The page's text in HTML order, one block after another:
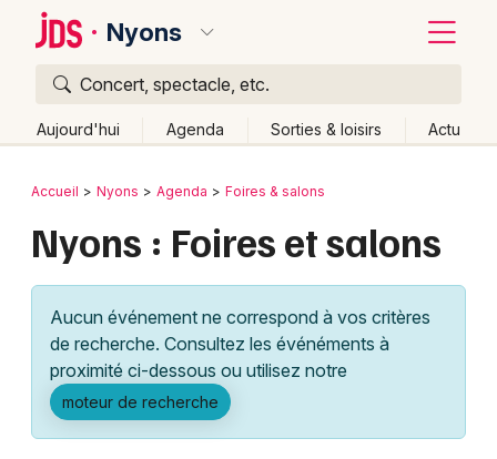
Nyons
Concert, spectacle, etc.
Aujourd'hui Agenda Sorties & loisirs Actu
Publier un événement
Grands événements
Activité & Expérience
Manifestations
Bordeaux
Lille
Lyon
Marseille
Retour
Accueil Nyons Agenda Foires & salons
Nyons : Foires et salons
Aucun événement ne correspond à vos critères
de recherche. Consultez les événéments à
proximité ci-dessous ou utilisez notre
moteur de recherche
Quoi ?
Où ?
Partout
Près de moi Changer de lieu
Quand ?
Ce week-end